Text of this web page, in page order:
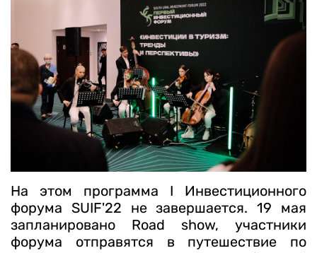
На этом программа I Инвестиционного
форума SUIF'22 не завершается. 19 мая
запланировано Road show, участники
форума отправятся в путешествие по